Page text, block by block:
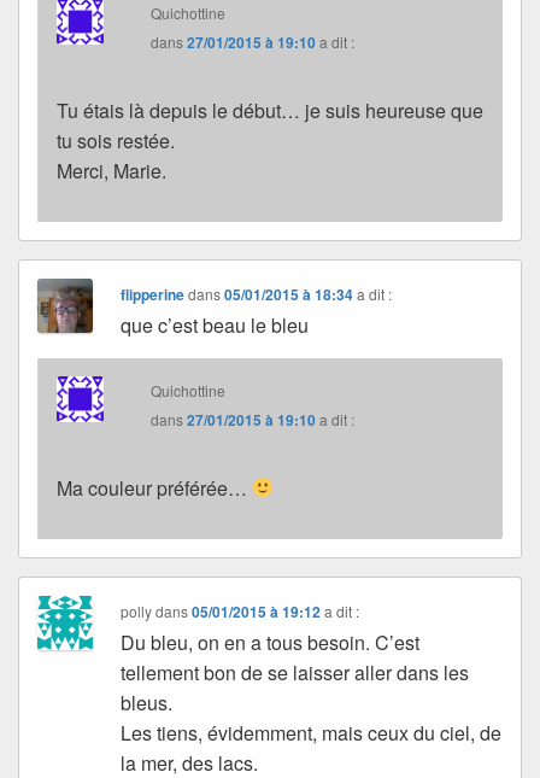
Quichottine
dans27/01/2015 à 19:10a dit :
Tu étais là depuis le début… je suis heureuse que
tu sois restée.
Merci, Marie.
flipperinedans05/01/2015 à 18:34 a dit :
que c’est beau le bleu
Quichottine
dans27/01/2015 à 19:10a dit :
Ma couleur préférée…
pollydans05/01/2015 à 19:12 a dit :
Du bleu, on en a tous besoin. C’est
tellement bon de se laisser aller dans les
bleus.
Les tiens, évidemment, mais ceux du ciel, de
la mer, des lacs.